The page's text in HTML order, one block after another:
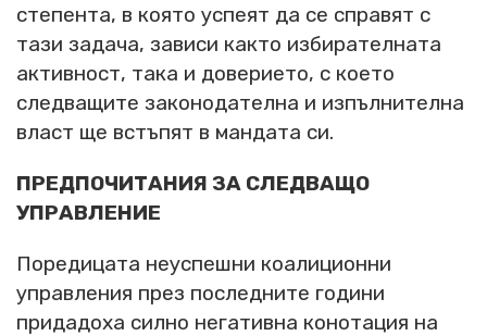
степента, в която успеят да се справят с
тази задача, зависи както избирателната
активност, така и доверието, с което
следващите законодателна и изпълнителна
власт ще встъпят в мандата си.
ПРЕДПОЧИТАНИЯ ЗА СЛЕДВАЩО
УПРАВЛЕНИЕ
Поредицата неуспешни коалиционни
управления през последните години
придадоха силно негативна конотация на